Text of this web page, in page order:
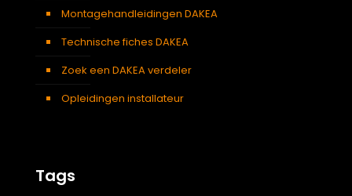
Montagehandleidingen DAKEA
Technische fiches DAKEA
Zoek een DAKEA verdeler
Opleidingen installateur
Tags